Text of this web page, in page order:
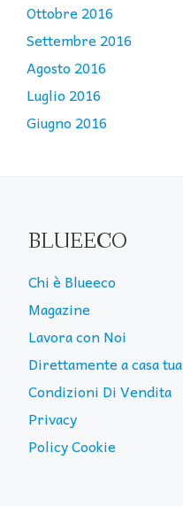
Ottobre 2016
Settembre 2016
Agosto 2016
Luglio 2016
Giugno 2016
BLUEECO
Chi è Blueeco
Magazine
Lavora con Noi
Direttamente a casa tua
Condizioni Di Vendita
Privacy
Policy Cookie